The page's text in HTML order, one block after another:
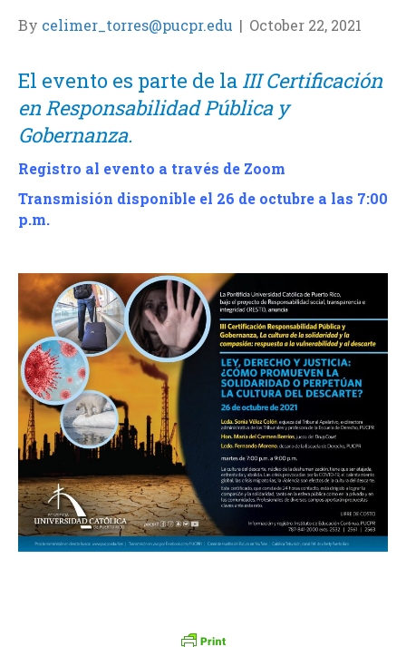
By celimer_torres@pucpr.edu | October 22, 2021
El evento es parte de la III Certificación
en Responsabilidad Pública y
Gobernanza.
Registro al evento a través de Zoom
Transmisión disponible el 26 de octubre a las 7:00
p.m.